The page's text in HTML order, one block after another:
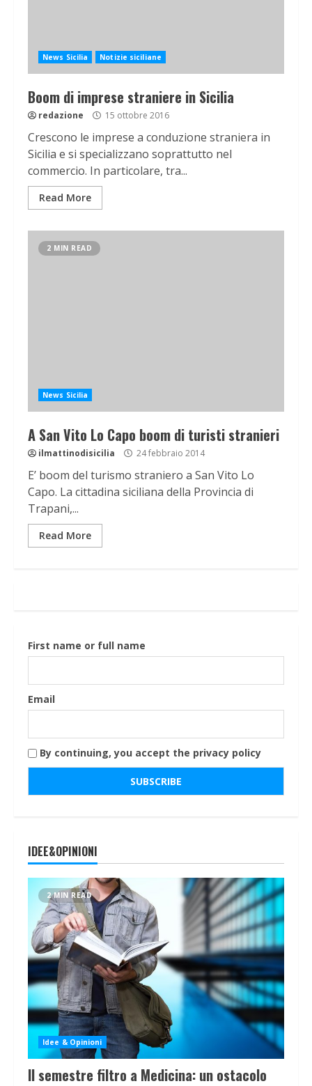
News Sicilia Notizie siciliane
Boom di imprese straniere in Sicilia
redazione 15 ottobre 2016
Crescono le imprese a conduzione straniera in
Sicilia e si specializzano soprattutto nel
commercio. In particolare, tra...
Read More
2 MIN READ
News Sicilia
A San Vito Lo Capo boom di turisti stranieri
ilmattinodisicilia 24 febbraio 2014
E’ boom del turismo straniero a San Vito Lo
Capo. La cittadina siciliana della Provincia di
Trapani,...
Read More
First name or full name
Email
By continuing, you accept the privacy policy
IDEE&OPINIONI
2 MIN READ
Idee & Opinioni
Il semestre filtro a Medicina: un ostacolo